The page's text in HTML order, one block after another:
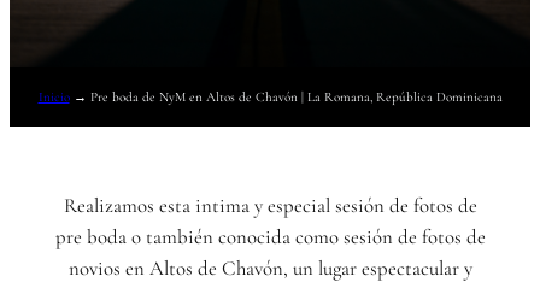
Inicio→ Pre boda de NyM en Altos de Chavón | La Romana, República Dominicana
Realizamos esta intima y especial sesión de fotos de
pre boda o también conocida como sesión de fotos de
novios en Altos de Chavón, un lugar espectacular y